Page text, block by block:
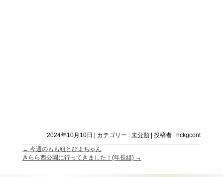
2024年10月10日 | カテゴリー : 未分類 | 投稿者 : nckgcont
← 今週のもも組とぴよちゃん
きらら西公園に行ってきました！(年長組) →